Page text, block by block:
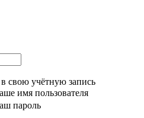
свою учётную запись
имя пользователя
пароль